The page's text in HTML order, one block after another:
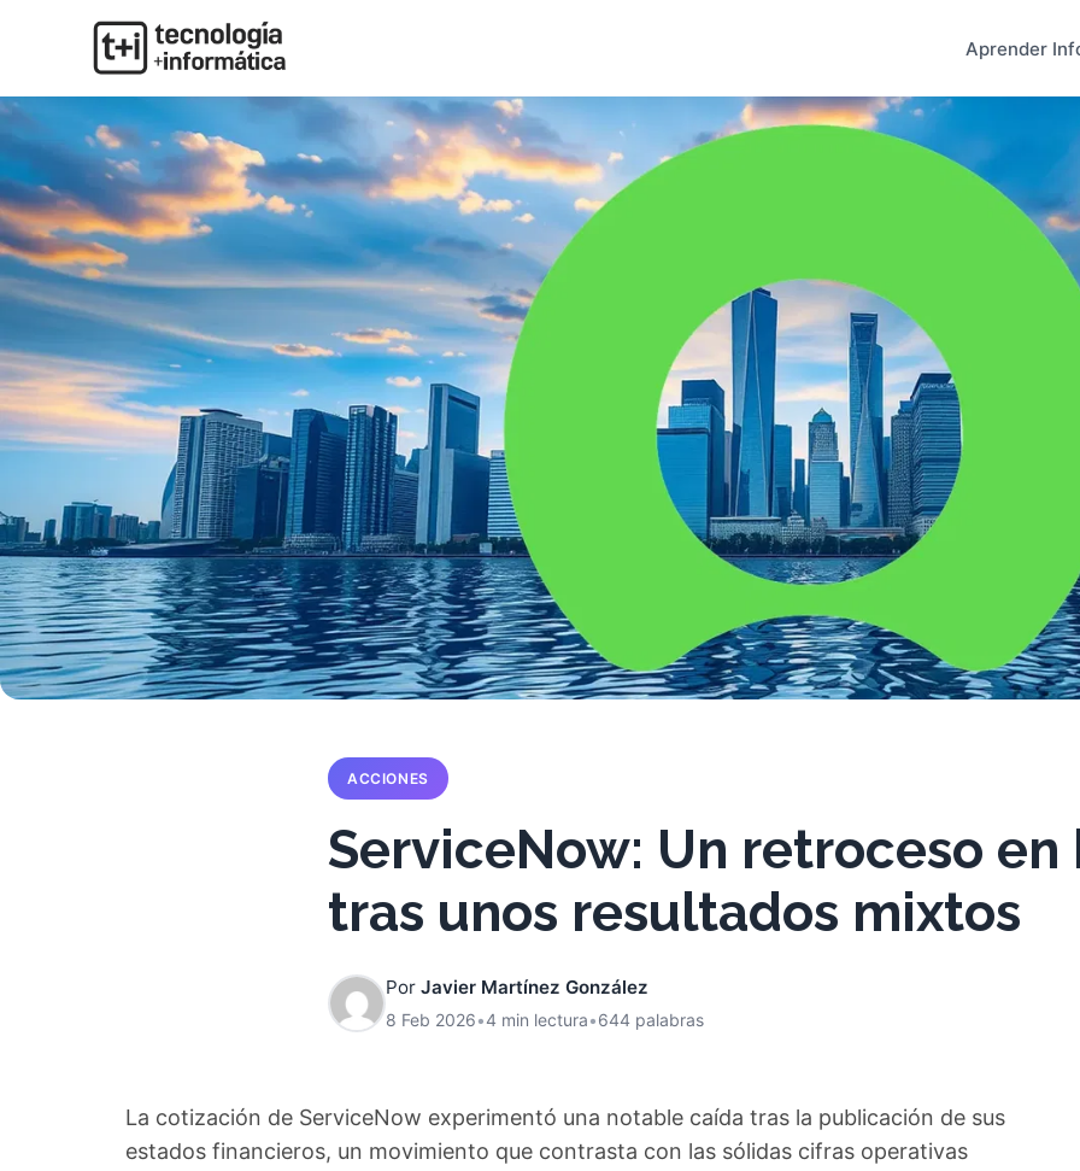
Aprender
ACCIONES
ServiceNow: Un retroceso en
tras unos resultados mixtos
Por Javier Martínez González
8 Feb 2026•4 min lectura•644 palabras
La cotización de ServiceNow experimentó una notable caída tras la publicación de sus
estados financieros, un movimiento que contrasta con las sólidas cifras operativas